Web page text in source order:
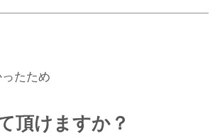
たため
頂けますか？